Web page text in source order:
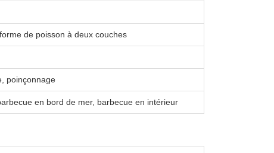
de poisson à deux couches
poinçonnage
en bord de mer, barbecue en intérieur